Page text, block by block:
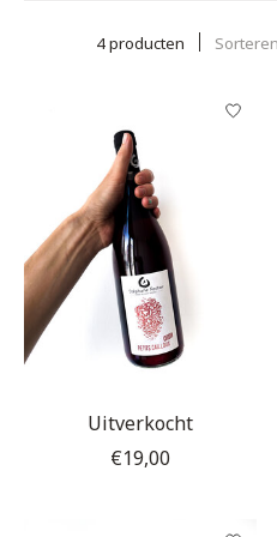
4 producten
Uitverkocht
€19,00